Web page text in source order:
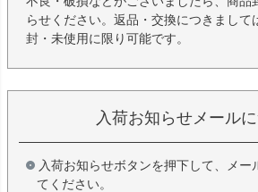
らせください。返品・交換につきまして
封・未使用に限り可能です。
入荷お知らせメール
入荷お知らせボタンを押下して、メー
てください。